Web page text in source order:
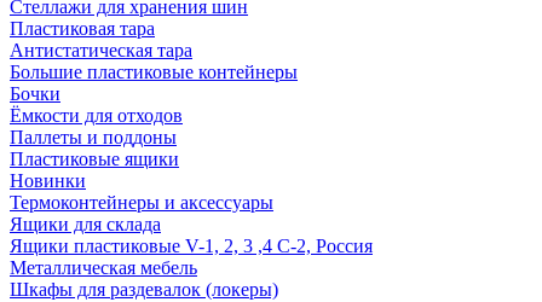
Стеллажи для хранения шин
Пластиковая тара
Антистатическая тара
Большие пластиковые контейнеры
Бочки
Ёмкости для отходов
Паллеты и поддоны
Пластиковые ящики
Новинки
Термоконтейнеры и аксессуары
Ящики для склада
Ящики пластиковые V-1, 2, 3 ,4 С-2, Россия
Металлическая мебель
Шкафы для раздевалок (локеры)